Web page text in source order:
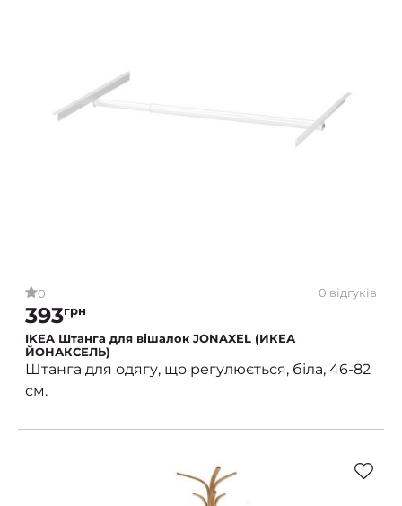
0 0 відгуків
393грн
IKEA Штанга для вішалок JONAXEL (ИКЕА
ЙОНАКСЕЛЬ)
Штанга для одягу, що регулюється, біла, 46-82
см.